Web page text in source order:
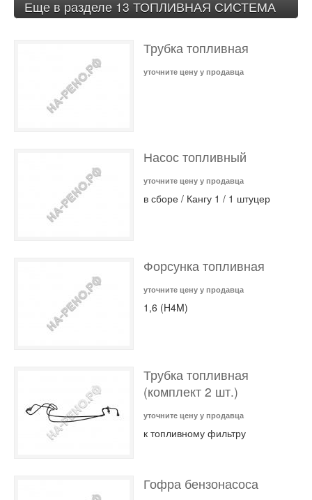
Еще в разделе 13 ТОПЛИВНАЯ СИСТЕМА
Трубка топливная
уточните цену у продавца
Насос топливный
уточните цену у продавца
в сборе / Кангу 1 / 1 штуцер
Форсунка топливная
уточните цену у продавца
1,6 (H4M)
Трубка топливная
(комплект 2 шт.)
уточните цену у продавца
к топливному фильтру
Гофра бензонасоса